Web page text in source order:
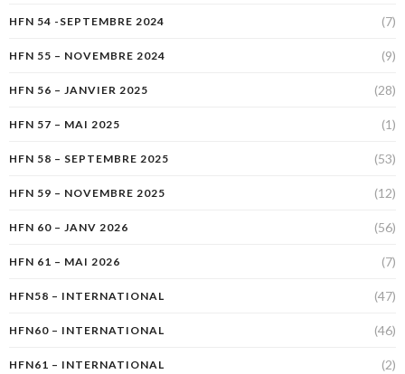
HFN 54 -SEPTEMBRE 2024 (7)
HFN 55 – NOVEMBRE 2024 (9)
HFN 56 – JANVIER 2025 (28)
HFN 57 – MAI 2025 (1)
HFN 58 – SEPTEMBRE 2025 (53)
HFN 59 – NOVEMBRE 2025 (12)
HFN 60 – JANV 2026 (56)
HFN 61 – MAI 2026 (7)
HFN58 – INTERNATIONAL (47)
HFN60 – INTERNATIONAL (46)
HFN61 – INTERNATIONAL (2)